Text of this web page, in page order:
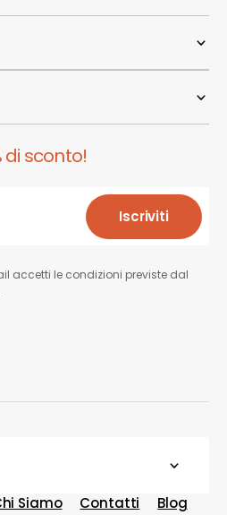
di sconto!
Iscriviti
accetti le condizioni previste dal
Siamo Contatti
Blog